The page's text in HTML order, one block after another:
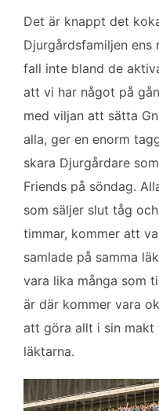
Det är knappt det
Djurgårdsfamiljen ens
fall inte bland de
att vi har något på
med viljan att sätta
alla, ger en enorm
skara Djurgårdare
Friends på söndag.
som säljer slut tåg
timmar, kommer att
samlade på samma
vara lika många som
är där kommer vara
att göra allt i sin
läktarna.